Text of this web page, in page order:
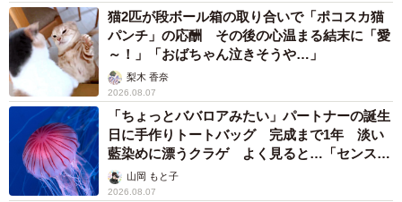
猫2匹が段ボール箱の取り合いで「ポコスカ猫
パンチ」の応酬 その後の心温まる結末に「愛
～！」「おばちゃん泣きそうや…」
梨木 香奈
2026.08.07
「ちょっとババロアみたい」パートナーの誕生
日に手作りトートバッグ 完成まで1年 淡い
藍染めに漂うクラゲ よく見ると…「センスす
ごい」山岡 もと子
2026.08.07